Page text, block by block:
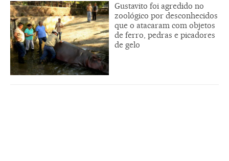
Gustavito foi agredido no
zoológico por desconhecidos
que o atacaram com objetos
de ferro, pedras e picadores
de gelo